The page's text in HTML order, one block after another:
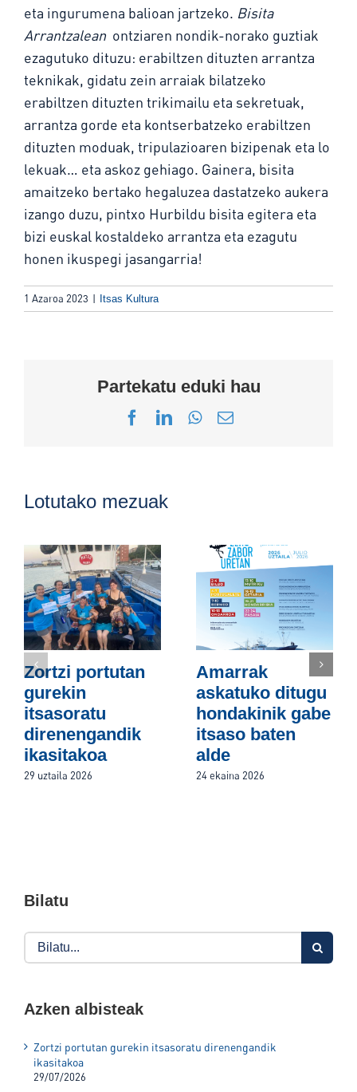
eta ingurumena balioan jartzeko. Bisita
Arrantzalean ontziaren nondik-norako guztiak
ezagutuko dituzu: erabiltzen dituzten arrantza
teknikak, gidatu zein arraiak bilatzeko
erabiltzen dituzten trikimailu eta sekretuak,
arrantza gorde eta kontserbatzeko erabiltzen
dituzten moduak, tripulazioaren bizipenak eta lo
lekuak… eta askoz gehiago. Gainera, bisita
amaitzeko bertako hegaluzea dastatzeko aukera
izango duzu, pintxo Hurbildu bisita egitera eta
bizi euskal kostaldeko arrantza eta ezagutu
honen ikuspegi jasangarria!
1 Azaroa 2023 | Itsas Kultura
Partekatu eduki hau
Facebook
LinkedInWhatsApp
Email
Lotutako mezuak
Zortzi portutan
gurekin
itsasoratu
direnengandik
ikasitakoa
29 uztaila 2026
Amarrak
askatuko ditugu
hondakinik gabe
itsaso baten
alde
24 ekaina 2026
Bilatu
Search
for:
Azken albisteak
Zortzi portutan gurekin itsasoratu direnengandik
ikasitakoa
29/07/2026